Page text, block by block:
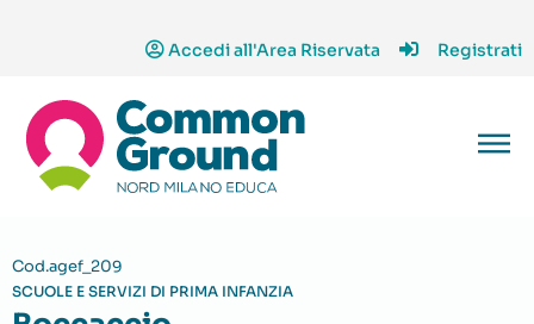
Accedi all'Area Riservata Registrati
Cod.agef_209
SCUOLE E SERVIZI DI PRIMA INFANZIA